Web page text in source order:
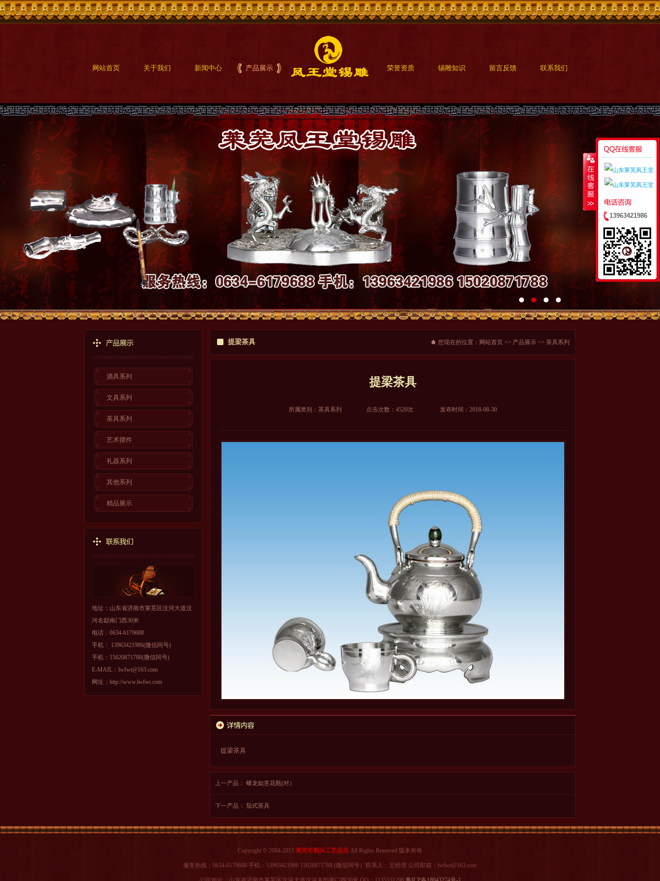
网站首页 关于我们 新闻中心 产品展示 荣誉资质 锡雕知识 留言反馈 联系我们
酒具系列
文具系列
茶具系列
艺术摆件
礼器系列
其他系列
精品展示
地址：山东省济南市莱芜区汶河大道汶
河名邸南门西30米
电话：0634-6179688
手机： 13963421986(微信同号)
手机：15020871788(微信同号)
E-MAIL：lwfwt@163.com
网址：http://www.lwfwt.com
提梁茶具 您现在的位置： 网站首页 >> 产品展示 >> 茶具系列
提梁茶具
所属类别： 茶具系列 点击次数：4520次 发布时间：2018-08-30
提梁茶具
上一产品： 蟠龙如意花瓶(对）
下一产品： 茄式茶具
Copyright © 2004-2015 莱芜市顺兴工艺品店 All Rights Reserved 版本所有
服务热线：0634-6179688 手机：13963421986 15020871788 (微信同号）联系人：王经理 公司邮箱：lwfwt@163.com
13963421986